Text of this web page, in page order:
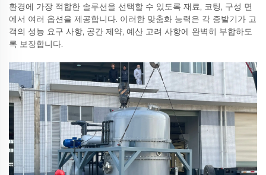
환경에 가장 적합한 솔루션을 선택할 수 있도록 재료, 코팅, 구성 면
에서 여러 옵션을 제공합니다. 이러한 맞춤화 능력은 각 증발기가 고
객의 성능 요구 사항, 공간 제약, 예산 고려 사항에 완벽히 부합하도
록 보장합니다.